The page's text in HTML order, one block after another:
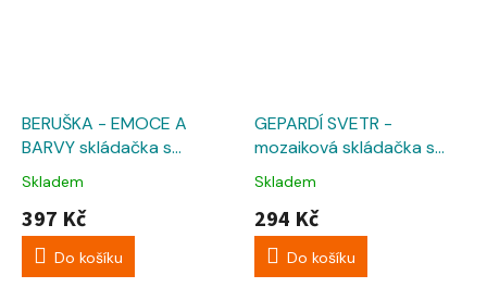
BERUŠKA - EMOCE A
BARVY skládačka s
předlohami
Skladem
397 Kč
Do košíku
GEPARDÍ SVETR -
mozaiková skládačka s
předlohami
Skladem
294 Kč
Do košíku